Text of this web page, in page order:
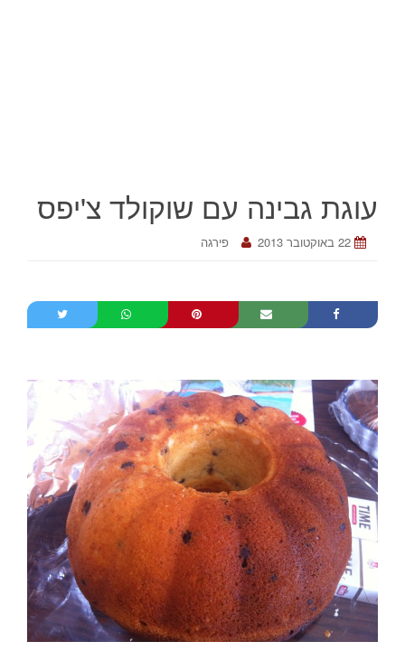
עוגת גבינה עם שוקולד צ'יפס
22 באוקטובר 2013 פירגה